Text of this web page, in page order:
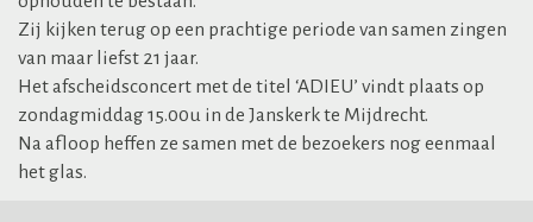
Zij kijken terug op een prachtige periode van samen zingen
van maar liefst 21 jaar.
Het afscheidsconcert met de titel ‘ADIEU’ vindt plaats op
zondagmiddag 15.00u in de Janskerk te Mijdrecht.
Na afloop heffen ze samen met de bezoekers nog eenmaal
het glas.